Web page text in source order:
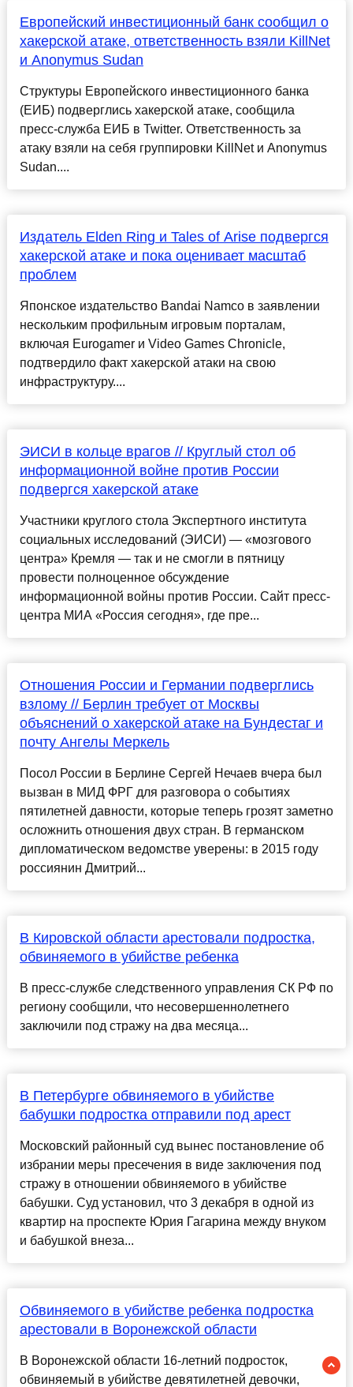
Европейский инвестиционный банк сообщил о
хакерской атаке, ответственность взяли KillNet
и Anonymus Sudan
Структуры Европейского инвестиционного банка
(ЕИБ) подверглись хакерской атаке, сообщила
пресс-служба ЕИБ в Twitter. Ответственность за
атаку взяли на себя группировки KillNet и Anonymus
Sudan....
Издатель Elden Ring и Tales of Arise подвергся
хакерской атаке и пока оценивает масштаб
проблем
Японское издательство Bandai Namco в заявлении
нескольким профильным игровым порталам,
включая Eurogamer и Video Games Chronicle,
подтвердило факт хакерской атаки на свою
инфраструктуру....
ЭИСИ в кольце врагов // Круглый стол об
информационной войне против России
подвергся хакерской атаке
Участники круглого стола Экспертного института
социальных исследований (ЭИСИ) — «мозгового
центра» Кремля — так и не смогли в пятницу
провести полноценное обсуждение
информационной войны против России. Сайт пресс-
центра МИА «Россия сегодня», где пре...
Отношения России и Германии подверглись
взлому // Берлин требует от Москвы
объяснений о хакерской атаке на Бундестаг и
почту Ангелы Меркель
Посол России в Берлине Сергей Нечаев вчера был
вызван в МИД ФРГ для разговора о событиях
пятилетней давности, которые теперь грозят заметно
осложнить отношения двух стран. В германском
дипломатическом ведомстве уверены: в 2015 году
россиянин Дмитрий...
В Кировской области арестовали подростка,
обвиняемого в убийстве ребенка
В пресс-службе следственного управления СК РФ по
региону сообщили, что несовершеннолетнего
заключили под стражу на два месяца...
В Петербурге обвиняемого в убийстве
бабушки подростка отправили под арест
Московский районный суд вынес постановление об
избрании меры пресечения в виде заключения под
стражу в отношении обвиняемого в убийстве
бабушки. Суд установил, что 3 декабря в одной из
квартир на проспекте Юрия Гагарина между внуком
и бабушкой внеза...
Обвиняемого в убийстве ребенка подростка
арестовали в Воронежской области
В Воронежской области 16-летний подросток,
обвиняемый в убийстве девятилетней девочки,